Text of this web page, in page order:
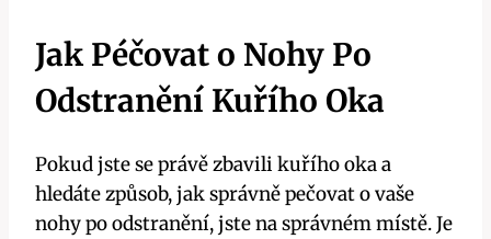
Jak Péčovat o Nohy Po
Odstranění Kuřího Oka
Pokud jste se právě zbavili kuřího oka a
hledáte způsob, jak správně pečovat o vaše
nohy po odstranění, jste na správném místě. Je